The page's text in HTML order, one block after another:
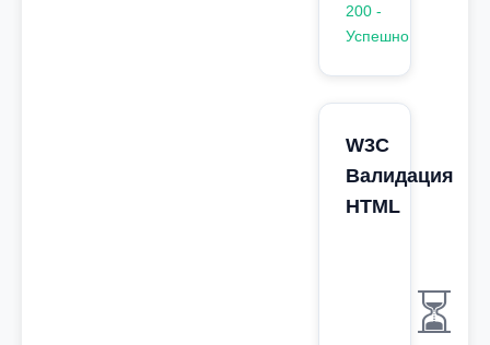
200 -
Успешно
W3C
Валидация
HTML
⏳